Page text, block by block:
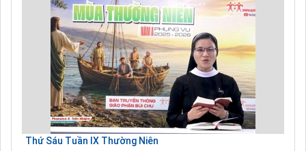
Thứ Sáu Tuần IX Thường Niên